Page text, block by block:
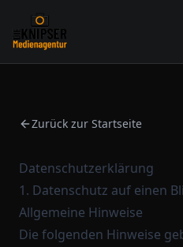
Zurück zur Startseite
Datenschutzerklärung
1. Datenschutz auf einen
Allgemeine Hinweise
Die folgenden Hinweise